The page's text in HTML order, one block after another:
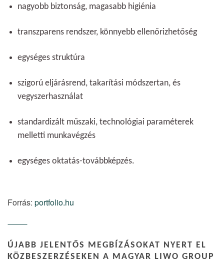
nagyobb biztonság, magasabb higiénia
transzparens rendszer, könnyebb ellenőrizhetőség
egységes struktúra
szigorú eljárásrend, takarítási módszertan, és
vegyszerhasználat
standardizált műszaki, technológiai paraméterek
melletti munkavégzés
egységes oktatás-továbbképzés.
Forrás: portfolio.hu
ÚJABB JELENTŐS MEGBÍZÁSOKAT NYERT EL
KÖZBESZERZÉSEKEN A MAGYAR LIWO GROUP